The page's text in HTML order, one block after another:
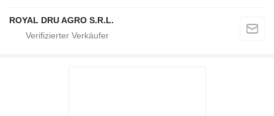
ROYAL DRU AGRO S.R.L.